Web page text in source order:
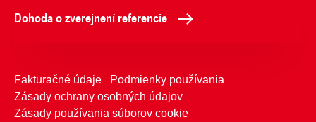
Dohoda o zverejnení referencie
Fakturačné údaje
Podmienky používania
Zásady ochrany osobných údajov
Zásady používania súborov cookie